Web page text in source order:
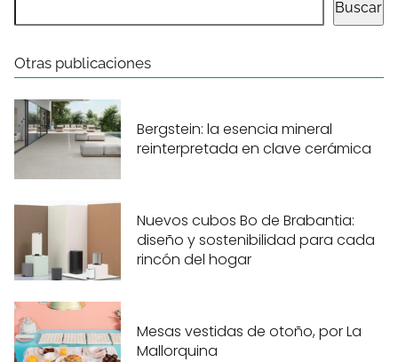
Buscar
Otras publicaciones
Bergstein: la esencia mineral
reinterpretada en clave cerámica
Nuevos cubos Bo de Brabantia:
diseño y sostenibilidad para cada
rincón del hogar
Mesas vestidas de otoño, por La
Mallorquina